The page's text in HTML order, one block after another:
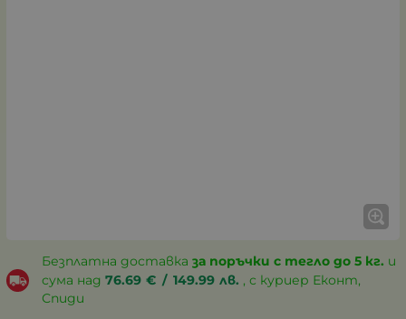
Безплатна доставка за поръчки с тегло до 5 кг. и
сума над 76.69 € / 149.99 лв. , с куриер Еконт,
Спиди